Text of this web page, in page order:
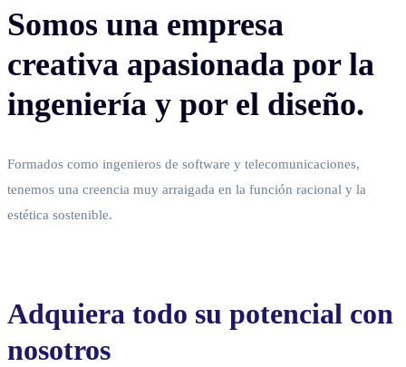
Somos una empresa
creativa apasionada por la
ingeniería y por el diseño.
Formados como ingenieros de software y telecomunicaciones,
tenemos una creencia muy arraigada en la función racional y la
estética sostenible.
Adquiera todo su potencial con
nosotros